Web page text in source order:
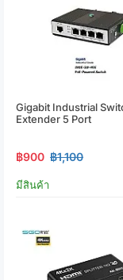
Gigabit Industrial
Extender 5 Port
฿900 ฿1,100
มีสินค้า